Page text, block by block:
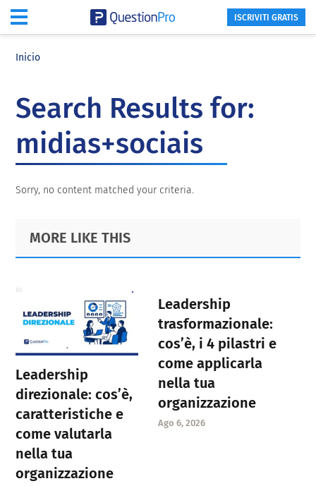
ISCRIVITI GRATIS
Inicio
Search Results for:
midias+sociais
Sorry, no content matched your criteria.
Primary
Sidebar
Footer
MORE LIKE THIS
Leadership
direzionale: cos’è,
caratteristiche e
come valutarla
nella tua
organizzazione
Leadership
trasformazionale:
cos’è, i 4 pilastri e
come applicarla
nella tua
organizzazione
Ago 6, 2026